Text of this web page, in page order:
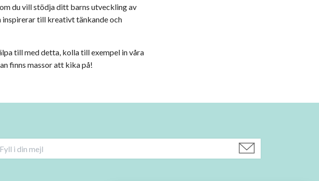
du vill stödja ditt barns utveckling av
till kreativt tänkande och
till med detta, kolla till exempel in våra
finns massor att kika på!